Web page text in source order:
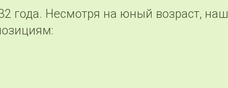
года. Несмотря на юный возраст, наш